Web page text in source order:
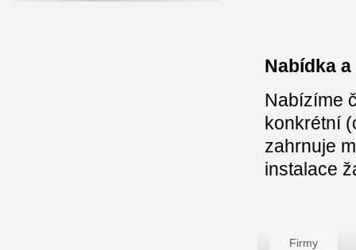
Nabídka
Nabízíme
konkrétní
zahrnuje
instalace
Firmy